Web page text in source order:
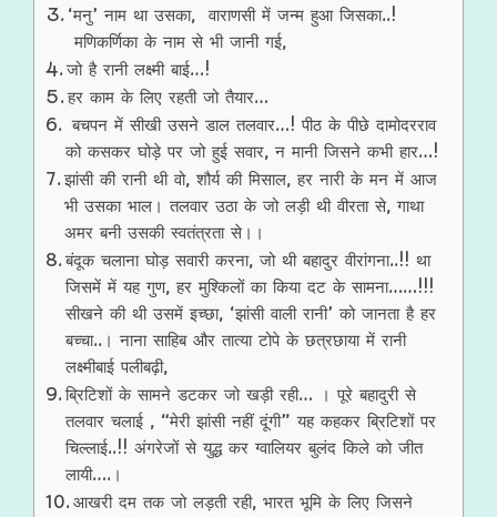
‘मनु’ नाम था उसका, वाराणसी में जन्म हुआ जिसका..!
मणिकर्णिका के नाम से भी जानी गई,
जो है रानी लक्ष्मी बाई…!
हर काम के लिए रहती जो तैयार…
बचपन में सीखी उसने डाल तलवार…! पीठ के पीछे दामोदरराव
को कसकर घोड़े पर जो हुई सवार, न मानी जिसने कभी हार…!
झांसी की रानी थी वो, शौर्य की मिसाल, हर नारी के मन में आज
भी उसका भाल। तलवार उठा के जो लड़ी थी वीरता से, गाथा
अमर बनी उसकी स्वतंत्रता से।।
बंदूक चलाना घोड़ सवारी करना, जो थी बहादुर वीरांगना..!! था
जिसमें में यह गुण, हर मुश्किलों का किया दट के सामना……!!!
सीखने की थी उसमें इच्छा, ‘झांसी वाली रानी’ को जानता है हर
बच्चा..। नाना साहिब और तात्या टोपे के छत्रछाया में रानी
लक्ष्मीबाई पलीबढ़ी,
ब्रिटिशों के सामने डटकर जो खड़ी रही… । पूरे बहादुरी से
तलवार चलाई , “मेरी झांसी नहीं दूंगी” यह कहकर ब्रिटिशों पर
चिल्लाई..!! अंगरेजों से युद्ध कर ग्वालियर बुलंद किले को जीत
लायी….।
आखरी दम तक जो लड़ती रही, भारत भूमि के लिए जिसने